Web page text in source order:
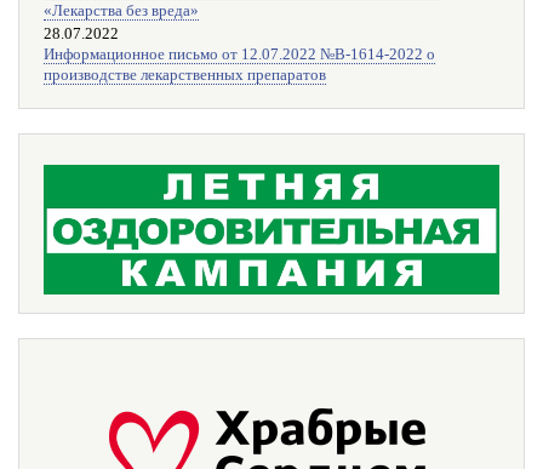
«Лекарства без вреда»
28.07.2022
Информационное письмо от 12.07.2022 №В-1614-2022 о
производстве лекарственных препаратов